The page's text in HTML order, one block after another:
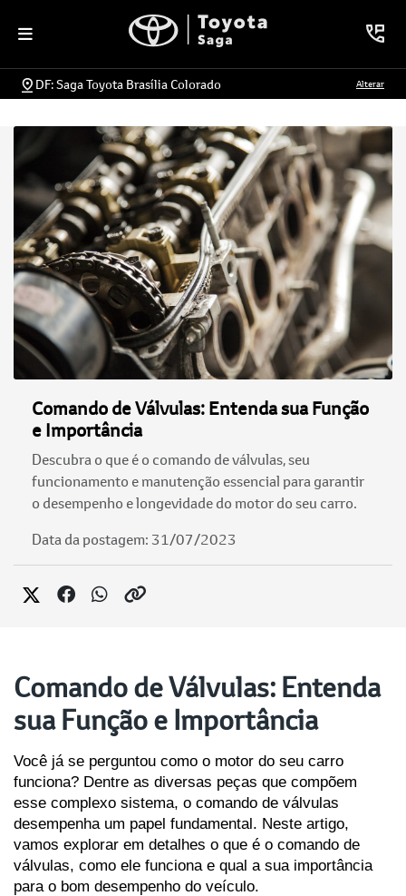
DF: Saga Toyota Brasília Colorado Alterar
Comando de Válvulas: Entenda sua Função
e Importância
Descubra o que é o comando de válvulas, seu
funcionamento e manutenção essencial para garantir
o desempenho e longevidade do motor do seu carro.
Data da postagem: 31/07/2023
Comando de Válvulas: Entenda
sua Função e Importância
Você já se perguntou como o motor do seu carro
funciona? Dentre as diversas peças que compõem
esse complexo sistema, o comando de válvulas
desempenha um papel fundamental. Neste artigo,
vamos explorar em detalhes o que é o comando de
válvulas, como ele funciona e qual a sua importância
para o bom desempenho do veículo.